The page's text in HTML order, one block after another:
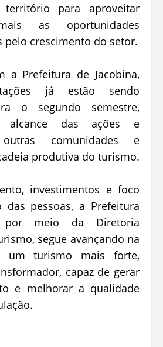
para aproveitar
as oportunidades
pelo crescimento do setor.
a Prefeitura de Jacobina,
já estão sendo
o segundo semestre,
alcance das ações e
outras comunidades e
produtiva do turismo.
investimentos e foco
das pessoas, a Prefeitura
por meio da Diretoria
segue avançando na
um turismo mais forte,
capaz de gerar
e melhorar a qualidade